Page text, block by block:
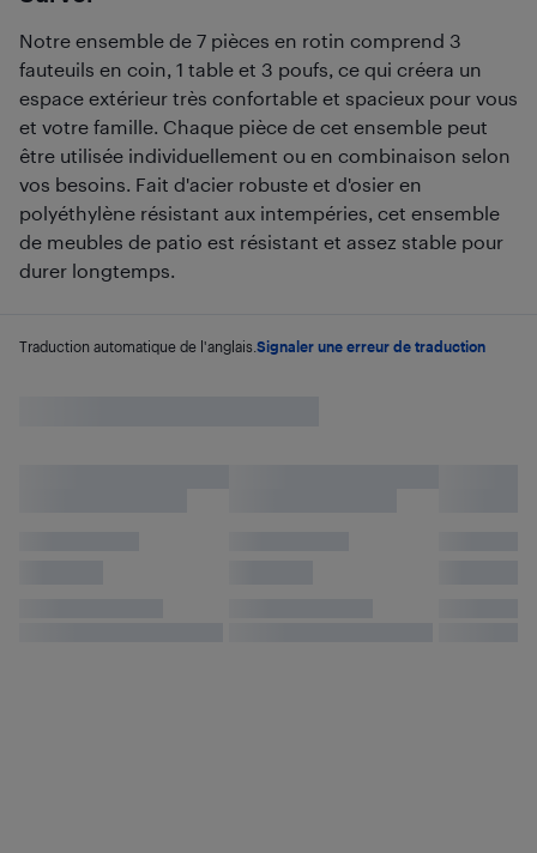
Notre ensemble de 7 pièces en rotin comprend 3
fauteuils en coin, 1 table et 3 poufs, ce qui créera un
espace extérieur très confortable et spacieux pour vous
et votre famille. Chaque pièce de cet ensemble peut
être utilisée individuellement ou en combinaison selon
vos besoins. Fait d'acier robuste et d'osier en
polyéthylène résistant aux intempéries, cet ensemble
de meubles de patio est résistant et assez stable pour
durer longtemps.
Traduction automatique de l'anglais. Signaler une erreur de traduction